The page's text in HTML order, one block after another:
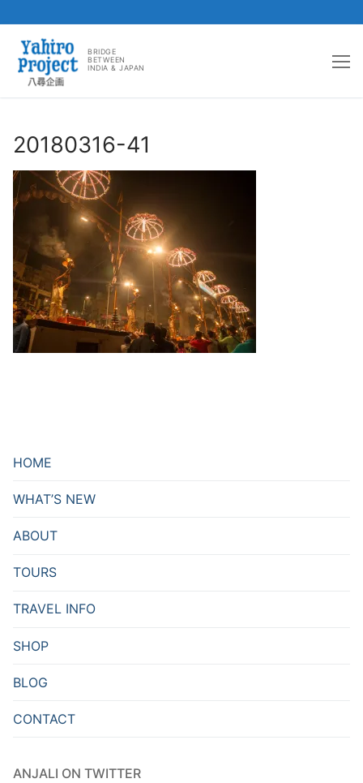
BRIDGE
BETWEEN
INDIA & JAPAN
20180316-41
HOME
WHAT’S NEW
ABOUT
TOURS
TRAVEL INFO
SHOP
BLOG
CONTACT
ANJALI ON TWITTER